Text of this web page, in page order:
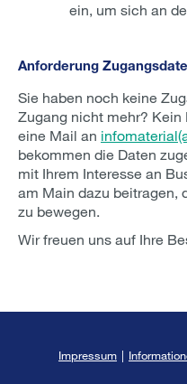
ein, um sich an
Anforderung
Sie haben noch keine
Zugang nicht mehr?
eine Mail an
bekommen die Daten
mit Ihrem Interesse an
am Main dazu beitragen,
zu bewegen.
Wir freuen uns auf Ihre
Impressum |